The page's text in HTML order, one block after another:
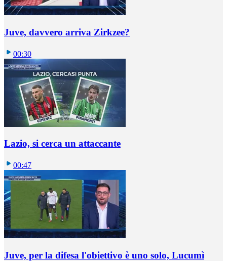
Juve, davvero arriva Zirkzee?
00:30
Lazio, si cerca un attaccante
00:47
Juve, per la difesa l'obiettivo è uno solo, Lucumì